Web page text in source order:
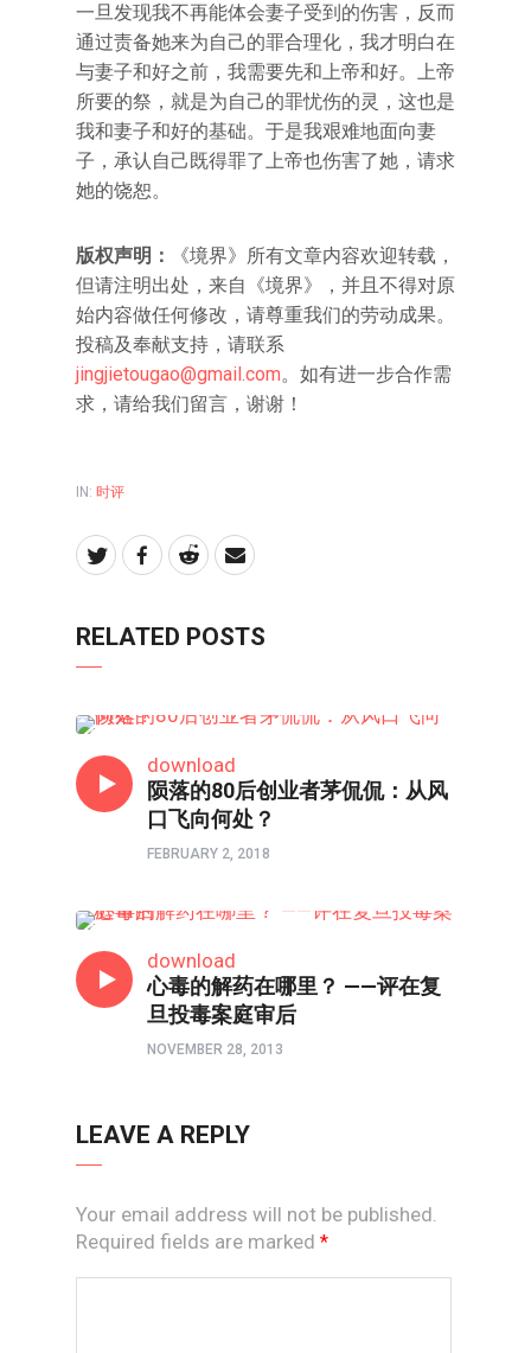
一旦发现我不再能体会妻子受到的伤害，反而
通过责备她来为自己的罪合理化，我才明白在
与妻子和好之前，我需要先和上帝和好。上帝
所要的祭，就是为自己的罪忧伤的灵，这也是
我和妻子和好的基础。于是我艰难地面向妻
子，承认自己既得罪了上帝也伤害了她，请求
她的饶恕。
版权声明：
《境界》所有文章内容欢迎转载，
但请注明出处，来自《境界》，并且不得对原
始内容做任何修改，请尊重我们的劳动成果。
投稿及奉献支持，请联系
jingjietougao@gmail.com。如有进一步合作需
求，请给我们留言，谢谢！
IN: 时评
RELATED POSTS
download
陨落的80后创业者茅侃侃：从风
口飞向何处？
FEBRUARY 2, 2018
download
心毒的解药在哪里？ ——评在复
旦投毒案庭审后
NOVEMBER 28, 2013
LEAVE A REPLY
Your email address will not be published.
Required fields are marked *